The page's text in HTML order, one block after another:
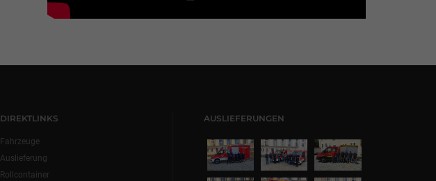
DIREKTLINKS
Fahrzeuge
Auslieferung
Rollcontainer
AUSLIEFERUNGEN